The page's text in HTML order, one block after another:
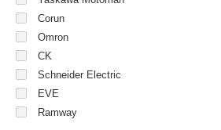
Corun
Omron
CK
Schneider Electric
EVE
Ramway